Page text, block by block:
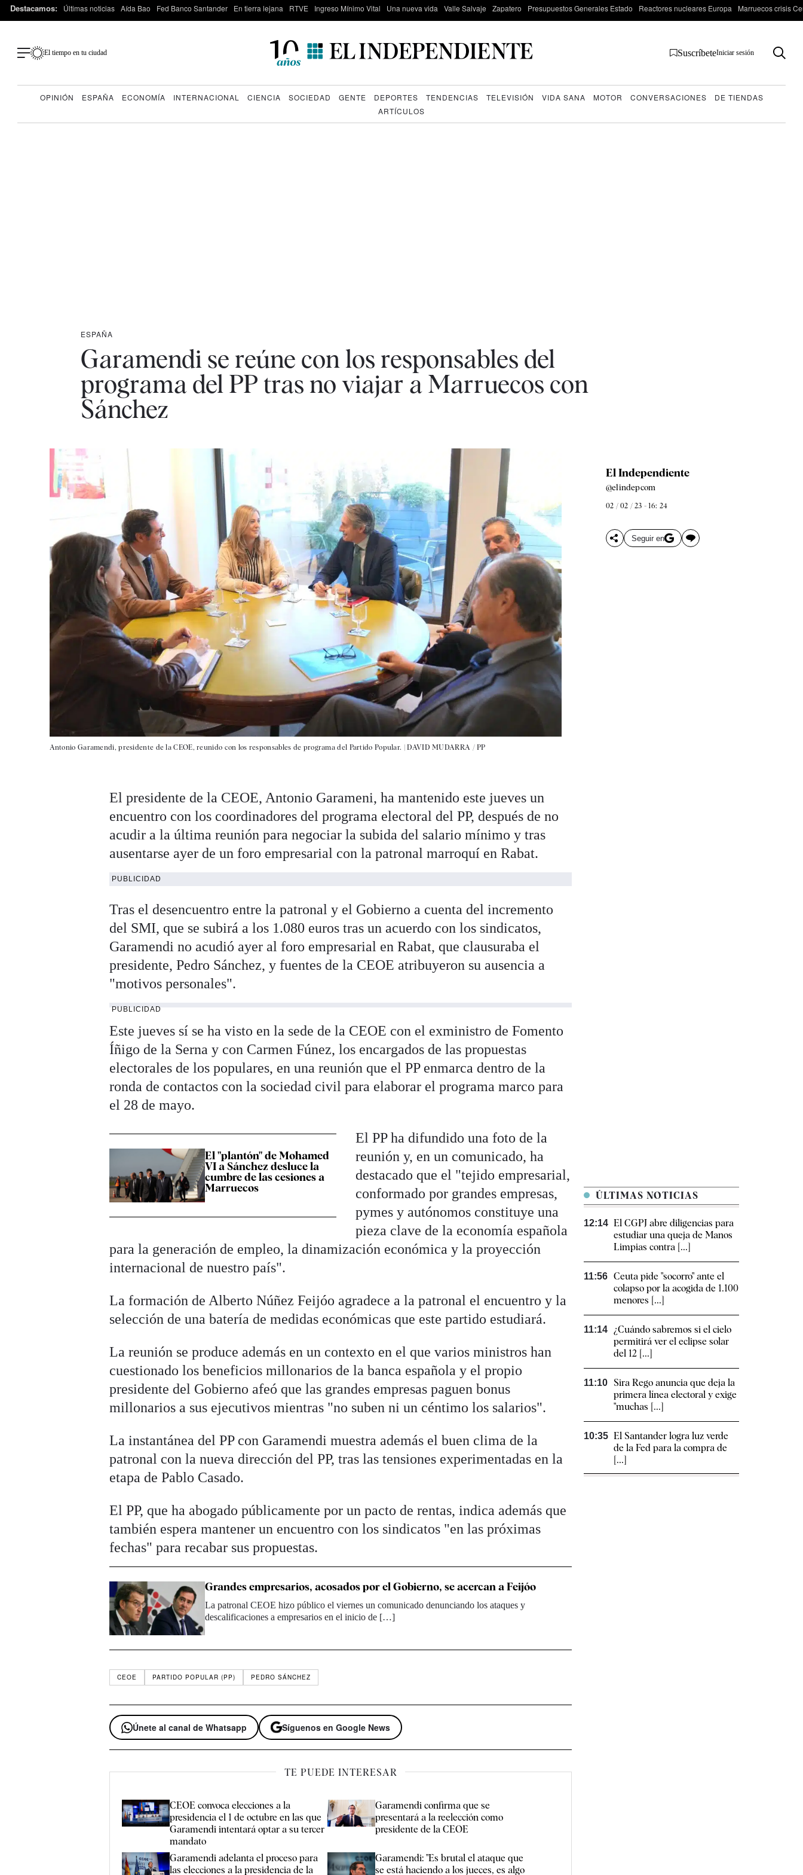
Destacamos: Últimas noticias Aída Bao Fed Banco Santander En tierra lejana RTVE Ingreso Mínimo Vital Una nueva vida Valle Salvaje Zapatero Presupuestos Generales Estado Reactores nucleares Europa Marruecos crisis
El tiempo en tu ciudad SuscríbeteIniciar sesión
OPINIÓN ESPAÑA ECONOMÍA INTERNACIONAL CIENCIA SOCIEDAD GENTE DEPORTES TENDENCIAS TELEVISIÓN VIDA SANA MOTOR CONVERSACIONES
DE TIENDAS
ARTÍCULOS
ESPAÑA
Garamendi se reúne con los responsables del
programa del PP tras no viajar a Marruecos con
Sánchez
Antonio Garamendi, presidente de la CEOE, reunido con los responsables de programa del Partido Popular. |DAVID MUDARRA / PP
El Independiente
@elindepcom
02 / 02 / 23 - 16: 24
Seguir en
El presidente de la CEOE, Antonio Garameni, ha mantenido este jueves un
encuentro con los coordinadores del programa electoral del PP, después de no
acudir a la última reunión para negociar la subida del salario mínimo y tras
ausentarse ayer de un foro empresarial con la patronal marroquí en Rabat.
PUBLICIDAD
Tras el desencuentro entre la patronal y el Gobierno a cuenta del incremento
del SMI, que se subirá a los 1.080 euros tras un acuerdo con los sindicatos,
Garamendi no acudió ayer al foro empresarial en Rabat, que clausuraba el
presidente, Pedro Sánchez, y fuentes de la CEOE atribuyeron su ausencia a
"motivos personales".
PUBLICIDAD
Este jueves sí se ha visto en la sede de la CEOE con el exministro de Fomento
Íñigo de la Serna y con Carmen Fúnez, los encargados de las propuestas
electorales de los populares, en una reunión que el PP enmarca dentro de la
ronda de contactos con la sociedad civil para elaborar el programa marco para
el 28 de mayo.
El "plantón" de Mohamed
VI a Sánchez desluce la
cumbre de las cesiones a
Marruecos
El PP ha difundido una foto de la
reunión y, en un comunicado, ha
destacado que el "tejido empresarial,
conformado por grandes empresas,
pymes y autónomos constituye una
pieza clave de la economía española
para la generación de empleo, la dinamización económica y la proyección
internacional de nuestro país".
La formación de Alberto Núñez Feijóo agradece a la patronal el encuentro y la
selección de una batería de medidas económicas que este partido estudiará.
La reunión se produce además en un contexto en el que varios ministros han
cuestionado los beneficios millonarios de la banca española y el propio
presidente del Gobierno afeó que las grandes empresas paguen bonus
millonarios a sus ejecutivos mientras "no suben ni un céntimo los salarios".
La instantánea del PP con Garamendi muestra además el buen clima de la
patronal con la nueva dirección del PP, tras las tensiones experimentadas en la
etapa de Pablo Casado.
El PP, que ha abogado públicamente por un pacto de rentas, indica además que
también espera mantener un encuentro con los sindicatos "en las próximas
fechas" para recabar sus propuestas.
Grandes empresarios, acosados por el Gobierno, se acercan a Feijóo
La patronal CEOE hizo público el viernes un comunicado denunciando los ataques y
descalificaciones a empresarios en el inicio de […]
CEOE PARTIDO POPULAR (PP) PEDRO SÁNCHEZ
Únete al canal de Whatsapp Síguenos en Google News
TE PUEDE INTERESAR
CEOE convoca elecciones a la
presidencia el 1 de octubre en las que
Garamendi intentará optar a su tercer
mandato
Garamendi confirma que se
presentará a la reelección como
presidente de la CEOE
Garamendi adelanta el proceso para
las elecciones a la presidencia de la
Garamendi: "Es brutal el ataque que
se está haciendo a los jueces, es algo
ÚLTIMAS NOTICIAS
12:14 El CGPJ abre diligencias para
estudiar una queja de Manos
Limpias contra [...]
11:56 Ceuta pide "socorro" ante el
colapso por la acogida de 1.100
menores [...]
11:14
¿Cuándo sabremos si el cielo
permitirá ver el eclipse solar
del 12 [...]
11:10
Sira Rego anuncia que deja la
primera línea electoral y exige
"muchas [...]
10:35 El Santander logra luz verde
de la Fed para la compra de
[...]